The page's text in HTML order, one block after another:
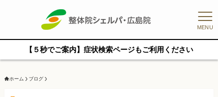
MENU
【５秒でご案内】症状検索ページもご利用ください
ホーム ブログ